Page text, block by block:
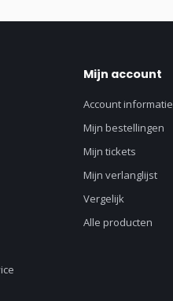
Mijn account
Account informatie
Mijn bestellingen
Mijn tickets
Mijn verlanglijst
Vergelijk
Alle producten